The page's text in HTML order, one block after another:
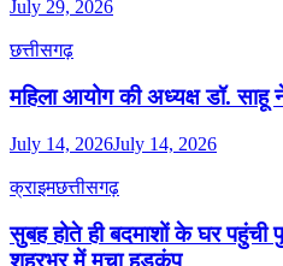
July 29, 2026
छत्तीसगढ़
महिला आयोग की अध्यक्ष डॉ. साहू
July 14, 2026July 14, 2026
क्राइमछत्तीसगढ़
सुबह होते ही बदमाशों के घर
शहरभर में मचा हड़कंप